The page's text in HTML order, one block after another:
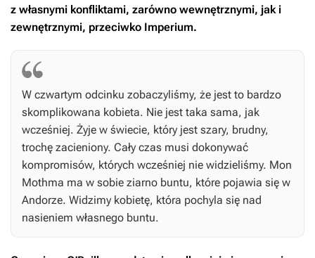
z własnymi konfliktami, zarówno wewnętrznymi, jak i
zewnętrznymi, przeciwko Imperium.
W czwartym odcinku zobaczyliśmy, że jest to bardzo
skomplikowana kobieta. Nie jest taka sama, jak
wcześniej. Żyje w świecie, który jest szary, brudny,
trochę zacieniony. Cały czas musi dokonywać
kompromisów, których wcześniej nie widzieliśmy. Mon
Mothma ma w sobie ziarno buntu, które pojawia się w
Andorze. Widzimy kobietę, która pochyla się nad
nasieniem własnego buntu.